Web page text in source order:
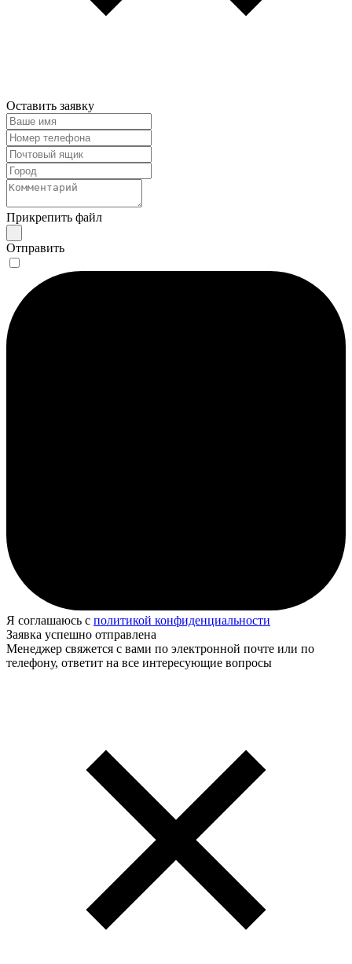
Оставить заявку
Прикрепить файл
Отправить
Я соглашаюсь с политикой конфиденциальности
Заявка успешно отправлена
Менеджер свяжется с вами по электронной почте или по
телефону, ответит на все интересующие вопросы